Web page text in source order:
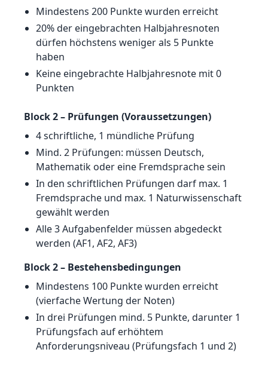
Mindestens 200 Punkte wurden erreicht
20% der eingebrachten Halbjahresnoten
dürfen höchstens weniger als 5 Punkte
haben
Keine eingebrachte Halbjahresnote mit 0
Punkten
Block 2 – Prüfungen (Voraussetzungen)
4 schriftliche, 1 mündliche Prüfung
Mind. 2 Prüfungen: müssen Deutsch,
Mathematik oder eine Fremdsprache sein
In den schriftlichen Prüfungen darf max. 1
Fremdsprache und max. 1 Naturwissenschaft
gewählt werden
Alle 3 Aufgabenfelder müssen abgedeckt
werden (AF1, AF2, AF3)
Block 2 – Bestehensbedingungen
Mindestens 100 Punkte wurden erreicht
(vierfache Wertung der Noten)
In drei Prüfungen mind. 5 Punkte, darunter 1
Prüfungsfach auf erhöhtem
Anforderungsniveau (Prüfungsfach 1 und 2)